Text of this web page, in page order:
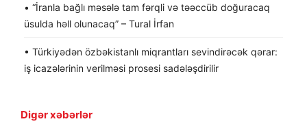
• “İranla bağlı məsələ tam fərqli və təəccüb doğuracaq
üsulda həll olunacaq” – Tural İrfan
• Türkiyədən özbəkistanlı miqrantları sevindirəcək qərar:
iş icazələrinin verilməsi prosesi sadələşdirilir
Digər xəbərlər